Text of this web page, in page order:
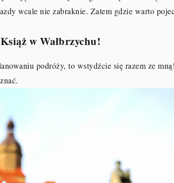
wcale nie zabraknie. Zatem gdzie warto
w Wałbrzychu!
podróży, to wstydźcie się razem ze